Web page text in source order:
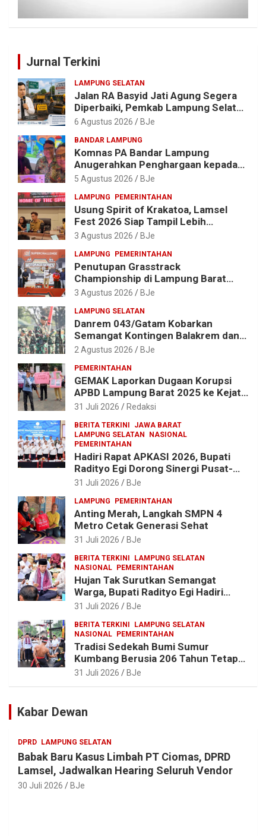
Jurnal Terkini
LAMPUNG SELATAN
Jalan RA Basyid Jati Agung Segera
Diperbaiki, Pemkab Lampung Selatan
Alokasikan Rp1,13 Miliar
6 Agustus 2026 BJe
BANDAR LAMPUNG
Komnas PA Bandar Lampung
Anugerahkan Penghargaan kepada
Kombes Pol. Alfret Jacob Tilukay
5 Agustus 2026 BJe
LAMPUNG PEMERINTAHAN
Usung Spirit of Krakatoa, Lamsel
Fest 2026 Siap Tampil Lebih
Spektakuler dengan Empat Event
3 Agustus 2026 BJe
LAMPUNG PEMERINTAHAN
Penutupan Grasstrack
Championship di Lampung Barat
Meriah, Dihadiri Ribuan Penonton; Ini
3 Agustus 2026 BJe
LAMPUNG SELATAN
Danrem 043/Gatam Kobarkan
Semangat Kontingen Balakrem dan
Yonif 143/TWEJ di Pembukaan
XXI/Radin Inten
2 Agustus 2026 BJe
PEMERINTAHAN
GEMAK Laporkan Dugaan Korupsi
APBD Lampung Barat 2025 ke Kejati
Lampung, Soroti Proyek Jalan
31 Juli 2026 Redaksi
BERITA TERKINI
JAWA BARAT
LAMPUNG SELATAN
NASIONAL
PEMERINTAHAN
Hadiri Rapat APKASI 2026, Bupati
Radityo Egi Dorong Sinergi Pusat-
Daerah untuk Percepat
31 Juli 2026 BJe
LAMPUNG PEMERINTAHAN
Anting Merah, Langkah SMPN 4
Metro Cetak Generasi Sehat
31 Juli 2026 BJe
BERITA TERKINI
LAMPUNG SELATAN
NASIONAL PEMERINTAHAN
Hujan Tak Surutkan Semangat
Warga, Bupati Radityo Egi Hadiri
Tradisi Sedekah Bumi 206 Tahun di
31 Juli 2026 BJe
BERITA TERKINI
LAMPUNG SELATAN
NASIONAL PEMERINTAHAN
Tradisi Sedekah Bumi Sumur
Kumbang Berusia 206 Tahun Tetap
Lestari, Bupati Egi Ajak Generasi
31 Juli 2026 BJe
Kabar Dewan
DPRD LAMPUNG SELATAN
Babak Baru Kasus Limbah PT Ciomas, DPRD
Lamsel, Jadwalkan Hearing Seluruh Vendor
30 Juli 2026 BJe